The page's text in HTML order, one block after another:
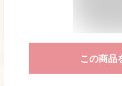
この商品